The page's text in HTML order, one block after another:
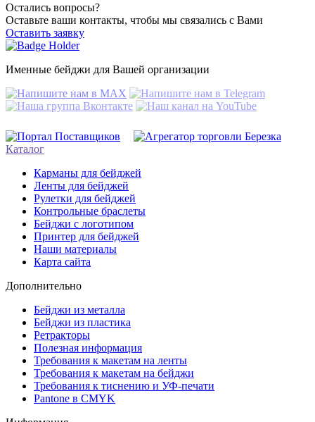
Остались вопросы?
Оставьте ваши контакты, чтобы мы связались с Вами
Оставить заявку
Именные бейджи для Вашей организации
Каталог
Карманы для бейджей
Ленты для бейджей
Рулетки для бейджей
Контрольные браслеты
Бейджи с логотипом
Принтер для бейджей
Наши материалы
Карта сайта
Дополнительно
Бейджи из металла
Бейджи из пластика
Ретракторы
Полезная информация
Требования к макетам на ленты
Требования к макетам на бейджи
Требования к тиснению и УФ-печати
Pantone в CMYK